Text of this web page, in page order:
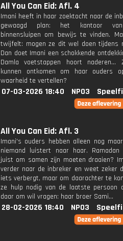
All You Can Eid: Afl. 4
Imani heeft in haar zoektocht naar de
gewaagd plan: het kantoor
binnensluipen om bewijs te vinden.
twijfelt: mogen ze dit wel doen tijdens
Dan doet Imani een schokkende
Damla voetstappen hoort naderen...
kunnen ontkomen om haar ouders
waarheid te vertellen?
07-03-2026 18:40 NPO3
All You Can Eid: Afl. 3
Imani's ouders hebben alleen nog
niemand luistert naar haar.
juist om samen zijn moeten draaien?
verder naar de inbreker en weet zeker
iets verbergt, maar om daarachter te
ze hulp nodig van de laatste persoon
daar om wil vragen: haar broer Sami...
28-02-2026 18:40 NPO3